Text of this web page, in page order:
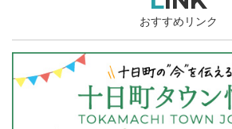
おすすめリンク